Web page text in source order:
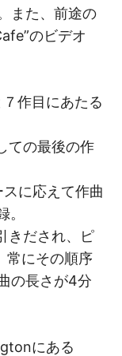
また、前途の
のビデオ
作目にあたる
ての最後の作
に応えて作曲
きだされ、ピ
常にその順序
の長さが4分
にある